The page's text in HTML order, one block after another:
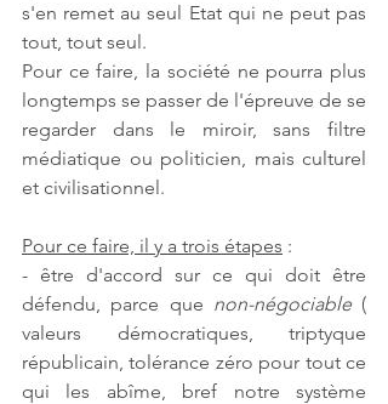
s'en remet au seul Etat qui ne peut pas
tout, tout seul.
Pour ce faire, la société ne pourra plus
longtemps se passer de l'épreuve de se
regarder dans le miroir, sans filtre
médiatique ou politicien, mais culturel
et civilisationnel.
Pour ce faire, il y a trois étapes :
- être d'accord sur ce qui doit être
défendu, parce que non-négociable (
valeurs démocratiques, triptyque
républicain, tolérance zéro pour tout ce
qui les abîme, bref notre système